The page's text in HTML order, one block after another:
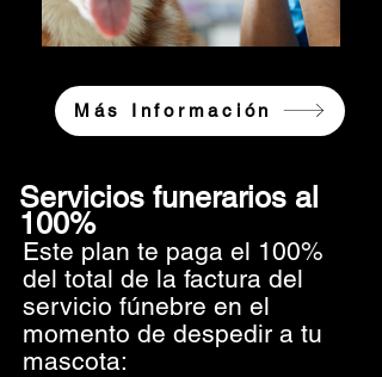
Más Información
Servicios funerarios al
100%
Este plan te paga el 100%
del total de la factura del
servicio fúnebre en el
momento de despedir a tu
mascota: